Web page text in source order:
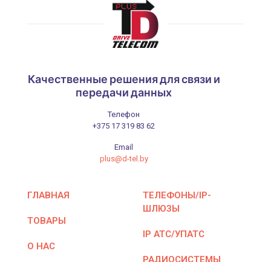
Качественные решения для связи и
передачи данных
Телефон
+375 17 319 83 62
Email
plus@d-tel.by
ГЛАВНАЯ
ТОВАРЫ
О НАС
ТЕЛЕФОНЫ/IP-
ШЛЮЗЫ
IP АТС/УПАТС
РАДИОСИСТЕМЫ